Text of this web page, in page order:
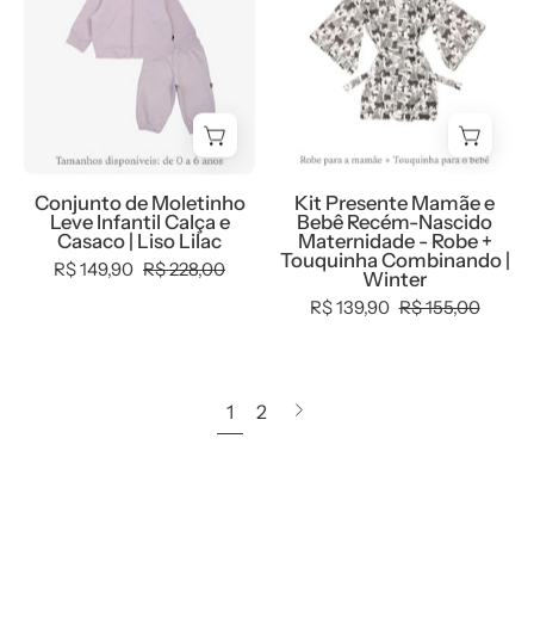
Baby
Babador
Bandana
-
Coleção
100%
algodão
fio
+
Babador
Bandana
-
Coleção
-
100%
algodão
fio
egípcio
Infantil
Liso
Lilac
Casaco
capuz
+
Calça
Conjunto de Moletinho
Leve Infantil Calça e
Casaco | Liso Lilac
R$ 149,90 R$ 228,00
Bebê
Recém-
Nascido
Maternidade
+
Touquinha
Combinando
Kit Presente Mamãe e
Bebê Recém-Nascido
Maternidade - Robe +
Touquinha Combinando |
Winter
R$ 139,90 R$ 155,00
1 2
Próxima